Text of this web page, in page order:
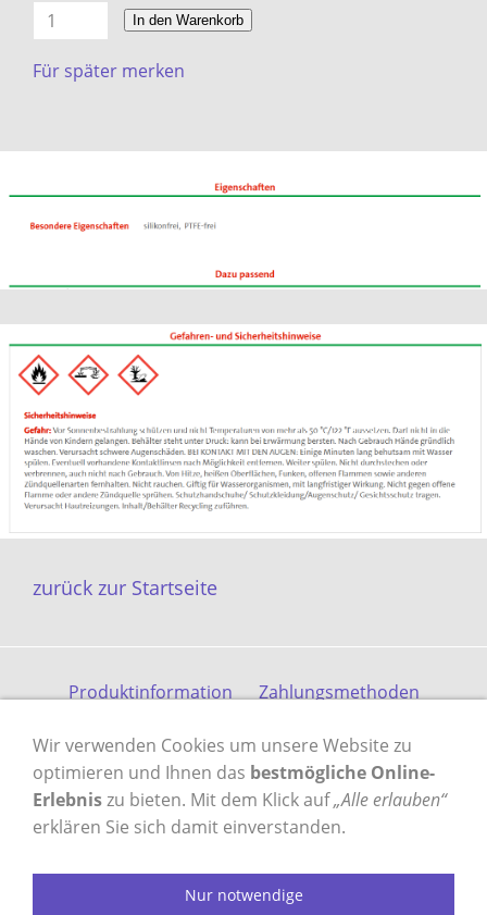
In den Warenkorb
Für später merken
zurück zur Startseite
Produktinformation
Zahlungsmethoden
Datenschutz
Impressum
VERTRAG WIDERRUFEN
Wir verwenden Cookies um unsere Website zu
optimieren und Ihnen das bestmögliche Online-
Erlebniszu bieten. Mit dem Klick auf„Alle erlauben“
erklären Sie sich damit einverstanden.
Nur notwendige